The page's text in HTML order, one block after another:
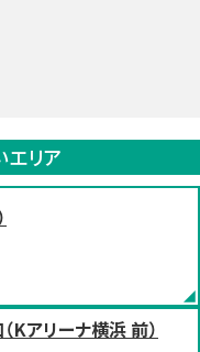
エリア
Kアリーナ横浜 前）